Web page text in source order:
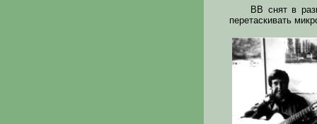
ВВ снят в
перетаскивать